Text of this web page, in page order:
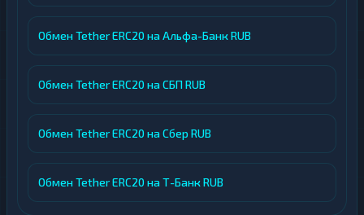
Обмен Tether ERC20 на Альфа-Банк RUB
Обмен Tether ERC20 на СБП RUB
Обмен Tether ERC20 на Сбер RUB
Обмен Tether ERC20 на Т-Банк RUB